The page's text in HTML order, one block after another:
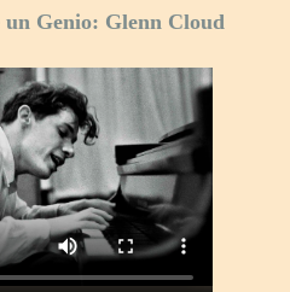
Genio: Glenn Cloud